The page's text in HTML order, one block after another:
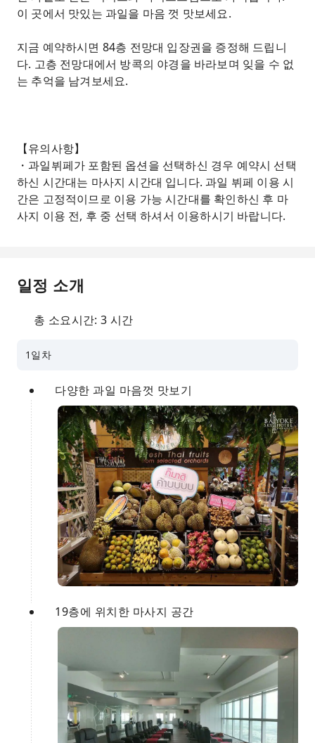
이 곳에서 맛있는 과일을 마음 껏 맛보세요.
지금 예약하시면 84층 전망대 입장권을 증정해 드립니
다. 고층 전망대에서 방콕의 야경을 바라보며 잊을 수 없
는 추억을 남겨보세요.
【유의사항】
・과일뷔페가 포함된 옵션을 선택하신 경우 예약시 선택
하신 시간대는 마사지 시간대 입니다. 과일 뷔페 이용 시
간은 고정적이므로 이용 가능 시간대를 확인하신 후 마
사지 이용 전, 후 중 선택 하셔서 이용하시기 바랍니다.
일정 소개
총 소요시간: 3 시간
1일차
다양한 과일 마음껏 맛보기
19층에 위치한 마사지 공간